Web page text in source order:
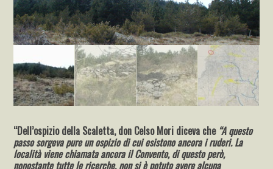
“Dell’ospizio della Scaletta, don Celso Mori diceva che “A questo
passo sorgeva pure un ospizio di cui esistono ancora i ruderi. La
località viene chiamata ancora il Convento, di questo però,
nonostante tutte le ricerche, non si è potuto avere alcuna